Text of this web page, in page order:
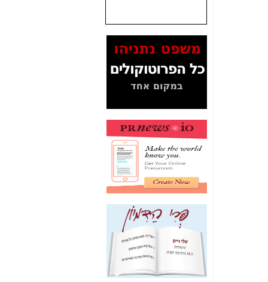
המסמכים בנושא בזק-
Yes (תיק 4000)
לאיש הלא נכון! -כאן
עובדות ומסמכים
האם ביבי כשר
תקשורת עזר לקב'
בזק? -כאן
מה מקור ה-Fake
News שהביא לתפירת
תיק לביבי והעלמת
החשודים הנכונים -כאן
אחת הרגליים של "תיק
4000 התפור"
התמוטטה היום
בניצחון (כפול) של בזק
כאן
איך כתבות מפנקות